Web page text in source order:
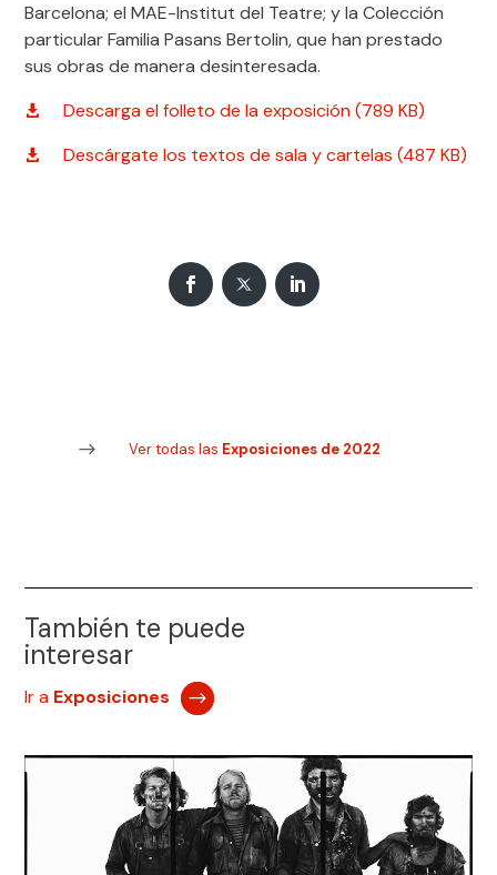
Barcelona; el MAE-Institut del Teatre; y la Colección
particular Familia Pasans Bertolin, que han prestado
sus obras de manera desinteresada.
Descarga el folleto de la exposición (789 KB)
Descárgate los textos de sala y cartelas (487 KB)
Ver todas las Exposiciones de 2022
También te puede
interesar
Ir a Exposiciones